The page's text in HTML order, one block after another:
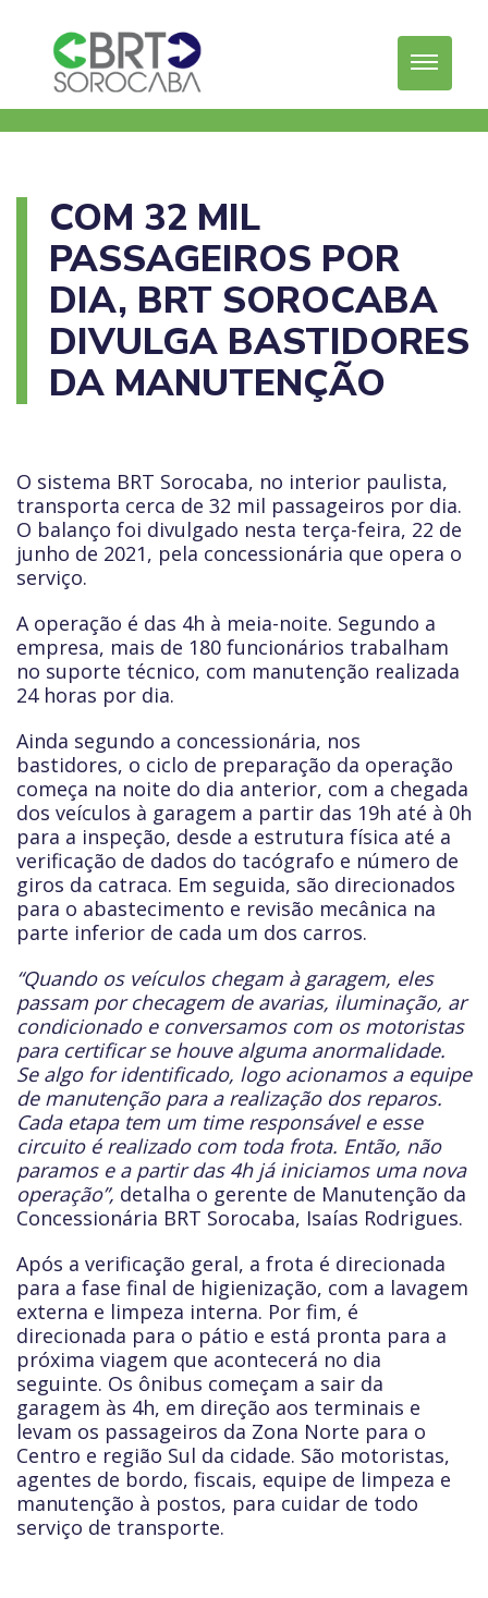
COM 32 MIL
PASSAGEIROS POR
DIA, BRT SOROCABA
DIVULGA BASTIDORES
DA MANUTENÇÃO
O sistema BRT Sorocaba, no interior paulista,
transporta cerca de 32 mil passageiros por dia.
O balanço foi divulgado nesta terça-feira, 22 de
junho de 2021, pela concessionária que opera o
serviço.
A operação é das 4h à meia-noite. Segundo a
empresa, mais de 180 funcionários trabalham
no suporte técnico, com manutenção realizada
24 horas por dia.
Ainda segundo a concessionária, nos
bastidores, o ciclo de preparação da operação
começa na noite do dia anterior, com a chegada
dos veículos à garagem a partir das 19h até à 0h
para a inspeção, desde a estrutura física até a
verificação de dados do tacógrafo e número de
giros da catraca. Em seguida, são direcionados
para o abastecimento e revisão mecânica na
parte inferior de cada um dos carros.
“Quando os veículos chegam à garagem, eles
passam por checagem de avarias, iluminação, ar
condicionado e conversamos com os motoristas
para certificar se houve alguma anormalidade.
Se algo for identificado, logo acionamos a equipe
de manutenção para a realização dos reparos.
Cada etapa tem um time responsável e esse
circuito é realizado com toda frota. Então, não
paramos e a partir das 4h já iniciamos uma nova
operação”, detalha o gerente de Manutenção da
Concessionária BRT Sorocaba, Isaías Rodrigues.
Após a verificação geral, a frota é direcionada
para a fase final de higienização, com a lavagem
externa e limpeza interna. Por fim, é
direcionada para o pátio e está pronta para a
próxima viagem que acontecerá no dia
seguinte. Os ônibus começam a sair da
garagem às 4h, em direção aos terminais e
levam os passageiros da Zona Norte para o
Centro e região Sul da cidade. São motoristas,
agentes de bordo, fiscais, equipe de limpeza e
manutenção à postos, para cuidar de todo
serviço de transporte.